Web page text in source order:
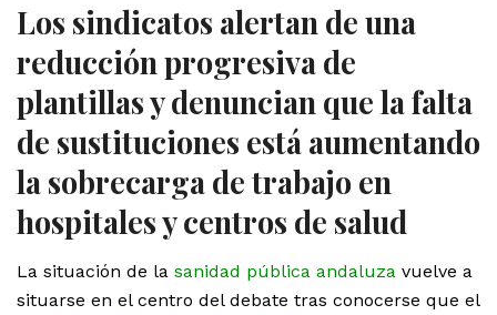
Los sindicatos alertan de una
reducción progresiva de
plantillas y denuncian que la falta
de sustituciones está aumentando
la sobrecarga de trabajo en
hospitales y centros de salud
La situación de la sanidad pública andaluza vuelve a
situarse en el centro del debate tras conocerse que el